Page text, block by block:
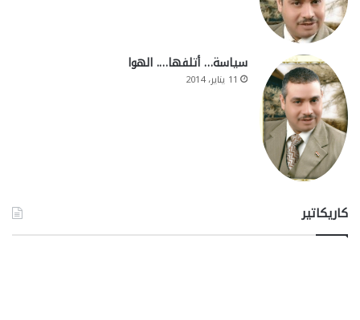
سياسة… أتلفها…. الهوا
11 يناير، 2014
كاريكاتير